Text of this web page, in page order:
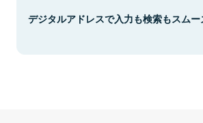
デジタルアドレスで入力も検索もスムー